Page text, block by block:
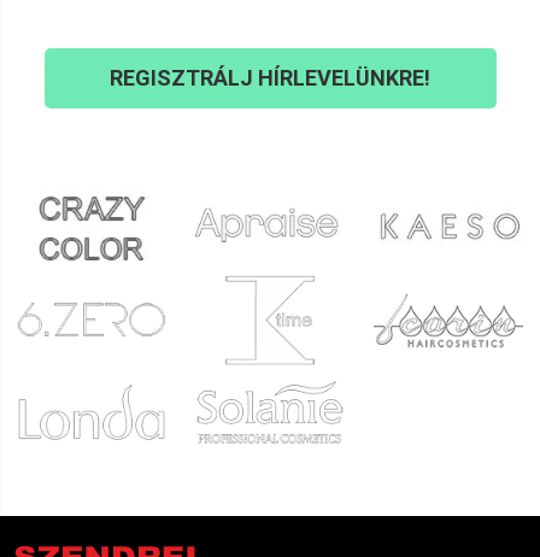
REGISZTRÁLJ HÍRLEVELÜNKRE!